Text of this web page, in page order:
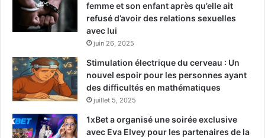
femme et son enfant après qu’elle ait
refusé d’avoir des relations sexuelles
avec lui
juin 26, 2025
Stimulation électrique du cerveau : Un
nouvel espoir pour les personnes ayant
des difficultés en mathématiques
juillet 5, 2025
1xBet a organisé une soirée exclusive
avec Eva Elvey pour les partenaires de la